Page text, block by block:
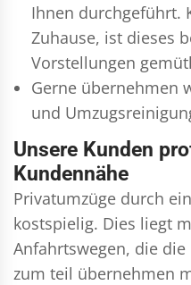
Ihnen durchgeführt.
Zuhause, ist dieses
Vorstellungen
Gerne übernehmen
und
Unsere Kunden
Kundennähe
Privatumzüge durch
kostspielig. Dies liegt
Anfahrtswegen, die
zum teil übernehmen